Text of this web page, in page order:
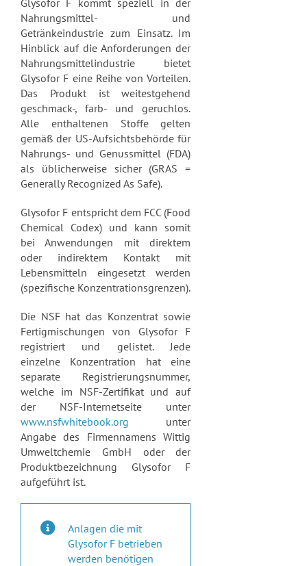
Glysofor F kommt speziell in der
Nahrungsmittel- und
Getränkeindustrie zum Einsatz. Im
Hinblick auf die Anforderungen der
Nahrungsmittelindustrie bietet
Glysofor F eine Reihe von Vorteilen.
Das Produkt ist weitestgehend
geschmack-, farb- und geruchlos.
Alle enthaltenen Stoffe gelten
gemäß der US-Aufsichtsbehörde für
Nahrungs- und Genussmittel (FDA)
als üblicherweise sicher (GRAS =
Generally Recognized As Safe).
Glysofor F entspricht dem FCC (Food
Chemical Codex) und kann somit
bei Anwendungen mit direktem
oder indirektem Kontakt mit
Lebensmitteln eingesetzt werden
(spezifische Konzentrationsgrenzen).
Die NSF hat das Konzentrat sowie
Fertigmischungen von Glysofor F
registriert und gelistet.Jede
einzelne Konzentration hat eine
separate Registrierungsnummer,
welche im NSF-Zertifikat und auf
der NSF-Internetseite unter
www.nsfwhitebook.org unter
Angabe des Firmennamens Wittig
Umweltchemie GmbH oder der
Produktbezeichnung Glysofor F
aufgeführt ist.
Anlagen die mit
Glysofor F betrieben
werden benötigen